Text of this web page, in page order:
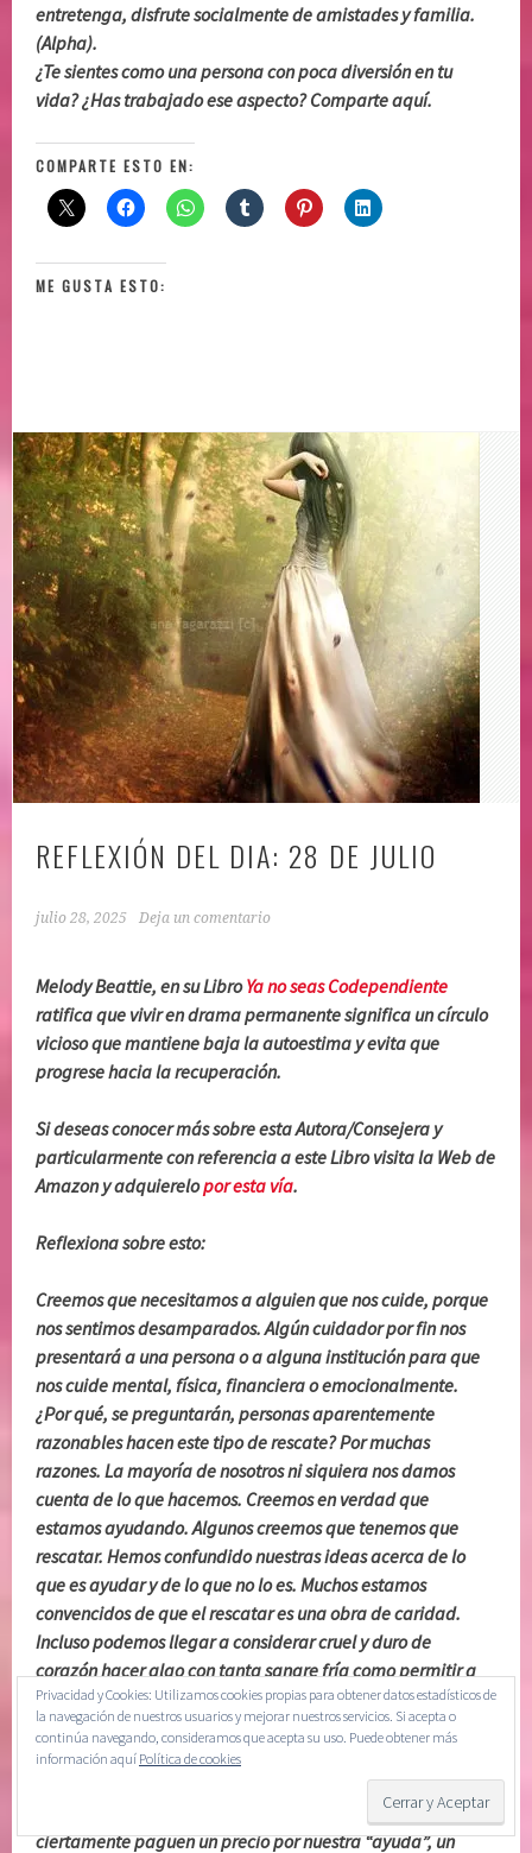
entretenga, disfrute socialmente de amistades y familia.
(Alpha).
¿Te sientes como una persona con poca diversión en tu
vida? ¿Has trabajado ese aspecto? Comparte aquí.
COMPARTE ESTO EN:
ME GUSTA ESTO:
REFLEXIÓN DEL DIA: 28 DE JULIO
julio 28, 2025 Deja un comentario
Melody Beattie, en su LibroYa no seas Codependiente
ratifica que vivir en drama permanente significa un círculo
vicioso que mantiene baja la autoestima y evita que
progrese hacia la recuperación.
Si deseas conocer más sobre esta Autora/Consejera y
particularmente con referencia a este Libro visita la Web de
Amazon y adquierelopor esta vía.
Reflexiona sobre esto:
Creemos que necesitamos a alguien que nos cuide, porque
nos sentimos desamparados. Algún cuidador por fin nos
presentará a una persona o a alguna institución para que
nos cuide mental, física, financiera o emocionalmente.
¿Por qué, se preguntarán, personas aparentemente
razonables hacen este tipo de rescate? Por muchas
razones. La mayoría de nosotros ni siquiera nos damos
cuenta de lo que hacemos. Creemos en verdad que
estamos ayudando. Algunos creemos que tenemos que
rescatar. Hemos confundido nuestras ideas acerca de lo
que es ayudar y de lo que no lo es. Muchos estamos
convencidos de que el rescatar es una obra de caridad.
Incluso podemos llegar a considerar cruel y duro de
corazón hacer algo con tanta sangre fría como permitir a
una persona que maneje y afronte un sentimiento legítimo,
sufra una consecuencia, se desilusione al escuchar un “no”,
se le pida que responda a nuestras necesidades y deseos y
que en lo general se le considere responsable de si mismo o
de sí misma en este mundo. No importa que ellos
ciertamente paguen un precio por nuestra “ayuda”, un
Privacidad y Cookies: Utilizamos cookies propias para obtener datos estadísticos de
la navegación de nuestros usuarios y mejorar nuestros servicios. Si acepta o
continúa navegando, consideramos que acepta su uso. Puede obtener más
información aquí Política de cookies